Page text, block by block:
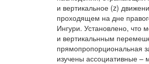
и вертикальное (z)
проходящем на дне
Ингури. Установлено, что
и вертикальнным
прямопропорциональная
изучены ассоциативные –